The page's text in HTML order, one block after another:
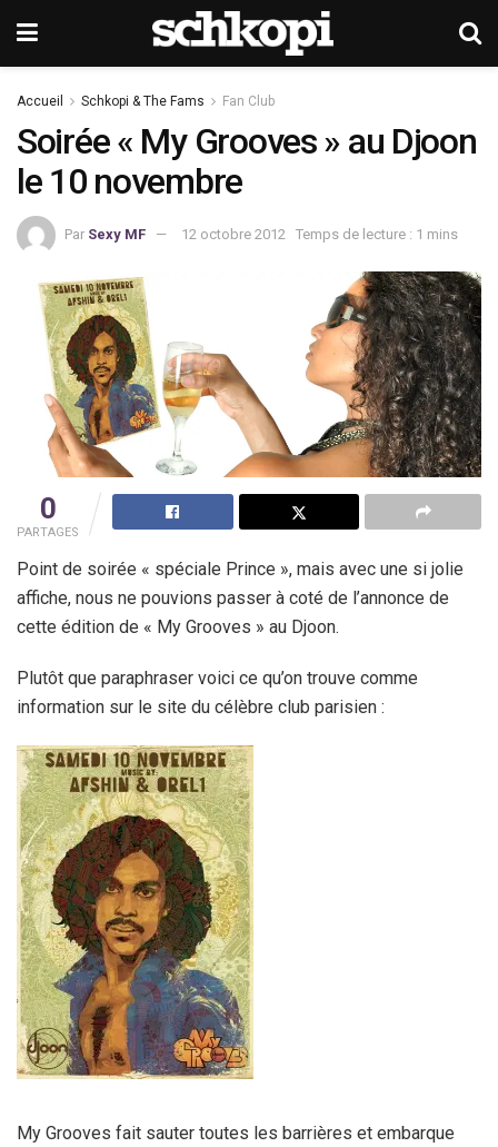
Accueil Schkopi & The Fams Fan Club
Soirée « My Grooves » au Djoon
le 10 novembre
Par Sexy MF 12 octobre 2012 Temps de lecture : 1 mins
0
PARTAGES
Point de soirée « spéciale Prince », mais avec une si jolie
affiche, nous ne pouvions passer à coté de l’annonce de
cette édition de « My Grooves » au Djoon.
Plutôt que paraphraser voici ce qu’on trouve comme
information sur le site du célèbre club parisien :
My Grooves fait sauter toutes les barrières et embarque